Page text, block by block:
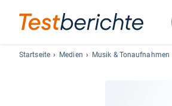
Startseite Medien Musik & Tonaufnahmen